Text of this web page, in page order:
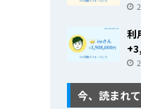
利
今、読まれ